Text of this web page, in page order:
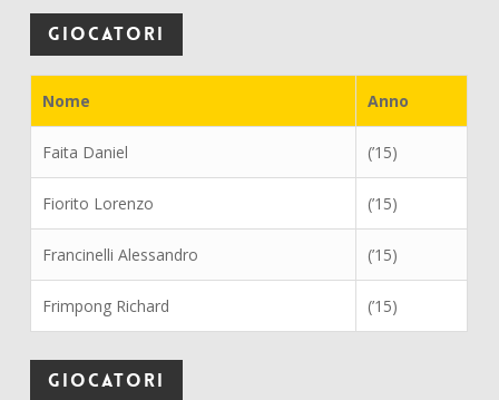
Giocatori
Nome Anno
Faita Daniel (’15)
Fiorito Lorenzo (’15)
Francinelli Alessandro (’15)
Frimpong Richard (’15)
Giocatori